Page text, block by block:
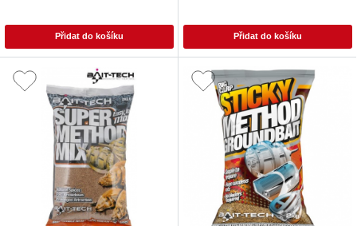
Přidat do košíku Přidat do košíku